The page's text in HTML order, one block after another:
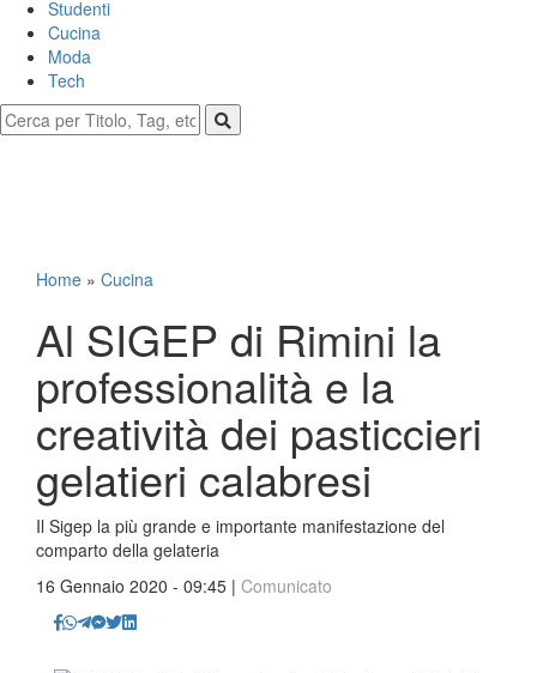
Studenti
Cucina
Moda
Tech
Home » Cucina
Al SIGEP di Rimini la
professionalità e la
creatività dei pasticcieri
gelatieri calabresi
Il Sigep la più grande e importante manifestazione del
comparto della gelateria
16 Gennaio 2020 - 09:45 | Comunicato